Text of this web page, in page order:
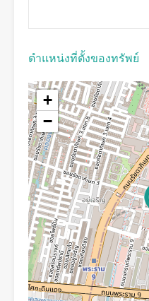
ตำแหน่งที่ตั้งของทรัพย์
+
−